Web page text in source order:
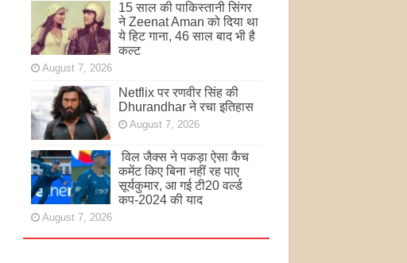
15 साल की पाकिस्तानी सिंगर
ने Zeenat Aman को दिया था
ये हिट गाना, 46 साल बाद भी है
कल्ट
August 7, 2026
Netflix पर रणवीर सिंह की
Dhurandhar ने रचा इतिहास
August 7, 2026
विल जैक्स ने पकड़ा ऐसा कैच
कमेंट किए बिना नहीं रह पाए
सूर्यकुमार, आ गई टी20 वर्ल्ड
कप-2024 की याद
August 7, 2026